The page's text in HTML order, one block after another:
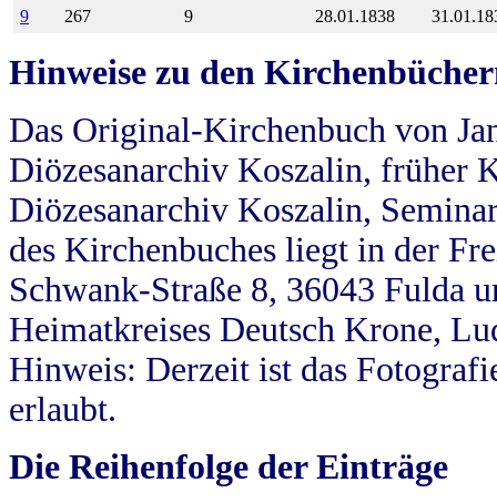
9 267 9 28.01.1838
Hinweise zu den
Das Original-Kirchenbuch von
Diözesanarchiv Koszalin, früher
Diözesanarchiv Koszalin,
des Kirchenbuches liegt in der
Schwank-Straße 8, 36043 Fulda
Heimatkreises Deutsch Krone,
Hinweis: Derzeit ist das
erlaubt.
Die Reihenfolge der Einträge